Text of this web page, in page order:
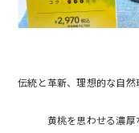
伝統と革新、理想的な自
黄桃を思わせる濃